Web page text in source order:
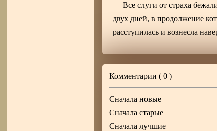
Все слуги от страха
двух дней, в продолжение
расступилась и вознесла
Комментарии (0 )
Сначала новые
Сначала старые
Сначала лучшие